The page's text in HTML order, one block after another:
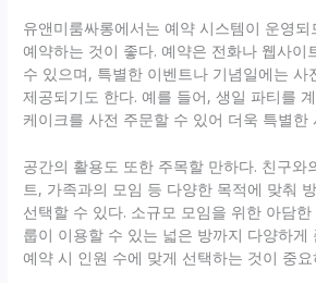
유앤미룸싸롱에서는 예약 시스템이 운영
예약하는 것이 좋다. 예약은 전화나 웹사이
수 있으며, 특별한 이벤트나 기념일에는 사
제공되기도 한다. 예를 들어, 생일 파티를
케이크를 사전 주문할 수 있어 더욱 특별한
공간의 활용도 또한 주목할 만하다. 친구와
트, 가족과의 모임 등 다양한 목적에 맞춰
선택할 수 있다. 소규모 모임을 위한 아담
룹이 이용할 수 있는 넓은 방까지 다양하게
예약 시 인원 수에 맞게 선택하는 것이 중요